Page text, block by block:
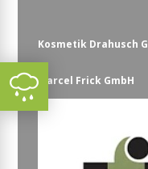
Kosmetik Drahusch
Marcel Frick GmbH